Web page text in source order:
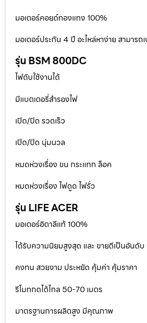
มอเตอร์คอยด์ทองแทง 100%
มอเตอร์ประกัน 4 ปี อะไหล่หาง่าย สามารถ
รุ่น BSM 800DC
ไฟดับใช้งานได้
มีแบตเตอรี่สำรองไฟ
เปิด/ปิด รวดเร็ว
เปิด/ปิด นุ่มนวล
หมดห่วงเรื่อง ขน กระแทก ล็อค
หมดห่วงเรื่อง ไฟดูด ไฟรั่ว
รุ่น LIFE ACER
มอเตอร์อิตาลีแท้ 100%
ได้รับความนิยมสูงสุด และ ขายดีเป็นอันดับ
คงทน สวยงาม ประหยัด คุ้มค่า คุ้มราคา
รีโมทกดได้ไกล 50-70 เมตร
มาตรฐานการผลิตสูง มีคุณภาพ